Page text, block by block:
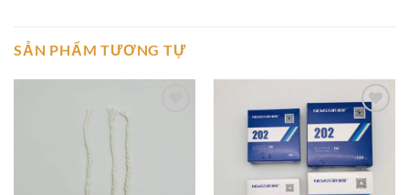
SẢN PHẨM TƯƠNG TỰ
Add to
wishlist